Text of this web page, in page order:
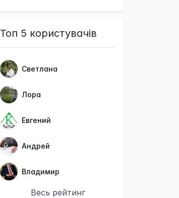
Топ 5 користувачів
Светлана
Лора
Евгений
Андрей
Владимир
Весь рейтинг